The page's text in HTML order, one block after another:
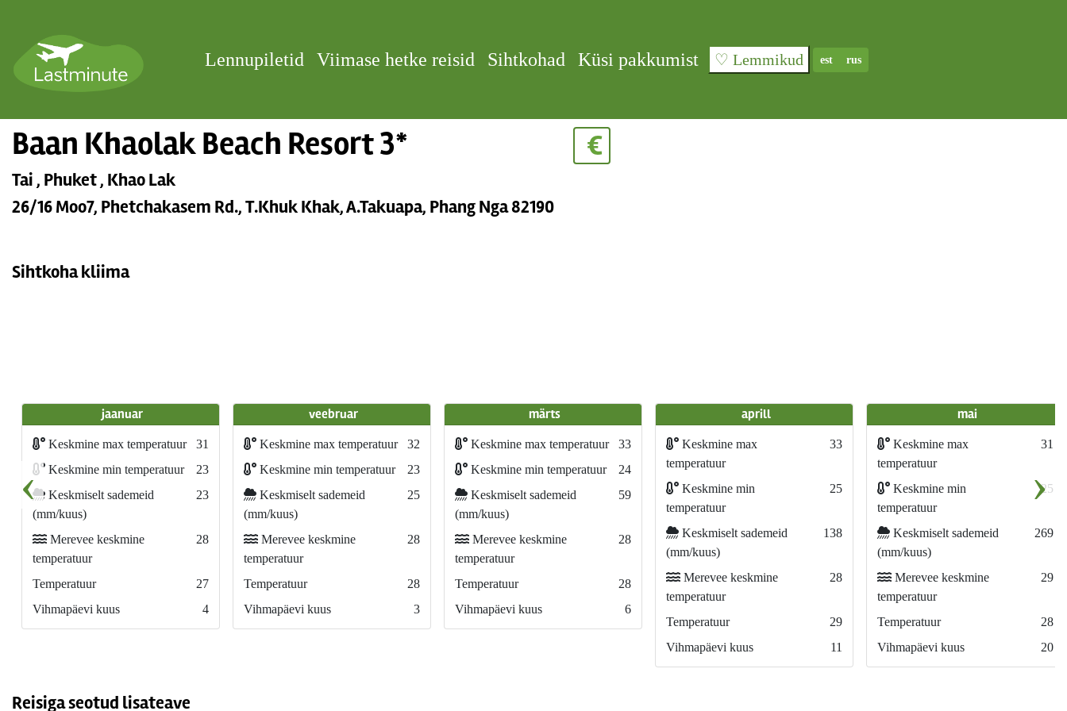
Lennupiletid Viimase hetke reisid Sihtkohad Küsi pakkumist ♡ Lemmikud est rus
Baan Khaolak Beach Resort 3*
Tai , Phuket , Khao Lak
26/16 Moo7, Phetchakasem Rd., T.Khuk Khak, A.Takuapa, Phang Nga 82190
€
Sihtkoha kliima
‹ ›
jaanuar
Keskmine max temperatuur
31
Keskmine min temperatuur
23
Keskmiselt sademeid
(mm/kuus)
23
Merevee keskmine
temperatuur
28
Temperatuur
27
Vihmapäevi kuus
4
veebruar
Keskmine max temperatuur
32
Keskmine min temperatuur
23
Keskmiselt sademeid
(mm/kuus)
25
Merevee keskmine
temperatuur
28
Temperatuur
28
Vihmapäevi kuus
3
märts
Keskmine max temperatuur
33
Keskmine min temperatuur
24
Keskmiselt sademeid
(mm/kuus)
59
Merevee keskmine
temperatuur
28
Temperatuur
28
Vihmapäevi kuus
6
aprill
Keskmine max
temperatuur
33
Keskmine min
temperatuur
25
Keskmiselt sademeid
(mm/kuus)
138
Merevee keskmine
temperatuur
28
Temperatuur
29
Vihmapäevi kuus
11
mai
Keskmine max
temperatuur
31
Keskmine min
temperatuur
25
Keskmiselt sademeid
(mm/kuus)
269
Merevee keskmine
temperatuur
29
Temperatuur
28
Vihmapäevi kuus
20
Reisiga seotud lisateave